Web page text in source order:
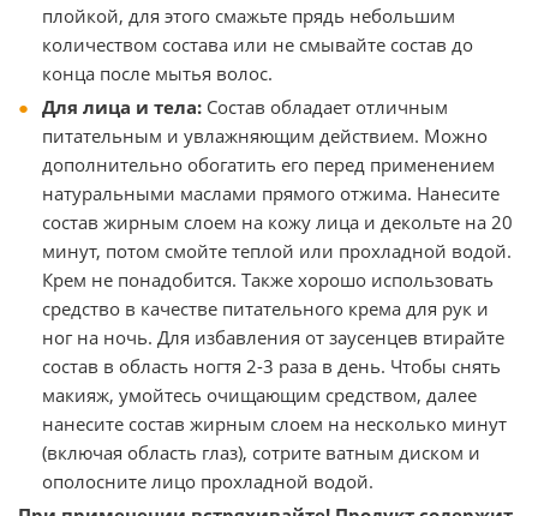
плойкой, для этого смажьте прядь небольшим
количеством состава или не смывайте состав до
конца после мытья волос.
Для лица и тела: Состав обладает отличным
питательным и увлажняющим действием. Можно
дополнительно обогатить его перед применением
натуральными маслами прямого отжима. Нанесите
состав жирным слоем на кожу лица и декольте на 20
минут, потом смойте теплой или прохладной водой.
Крем не понадобится. Также хорошо использовать
средство в качестве питательного крема для рук и
ног на ночь. Для избавления от заусенцев втирайте
состав в область ногтя 2-3 раза в день. Чтобы снять
макияж, умойтесь очищающим средством, далее
нанесите состав жирным слоем на несколько минут
(включая область глаз), сотрите ватным диском и
ополосните лицо прохладной водой.